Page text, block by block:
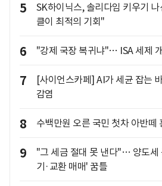
5
SK하이닉스, 솔리다임 키우기
클이 최적의 기회"
6 "강제 국장 복귀냐"… ISA 세제
7
[사이언스카페] AI가 세균 잡는
감염
8 수백만원 오른 국민 첫차 아반떼
9
"그 세금 절대 못 낸다"… 양도세
기·교환 매매' 꿈틀